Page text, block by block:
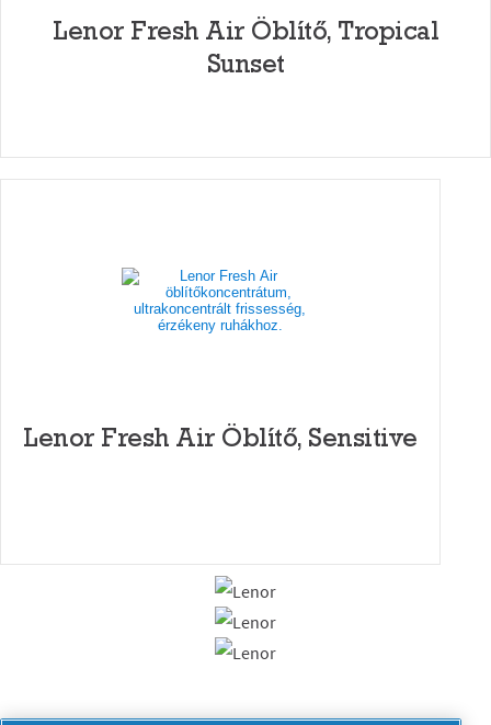
Lenor Fresh Air Öblítő, Tropical
Sunset
Lenor Fresh Air Öblítő, Sensitive